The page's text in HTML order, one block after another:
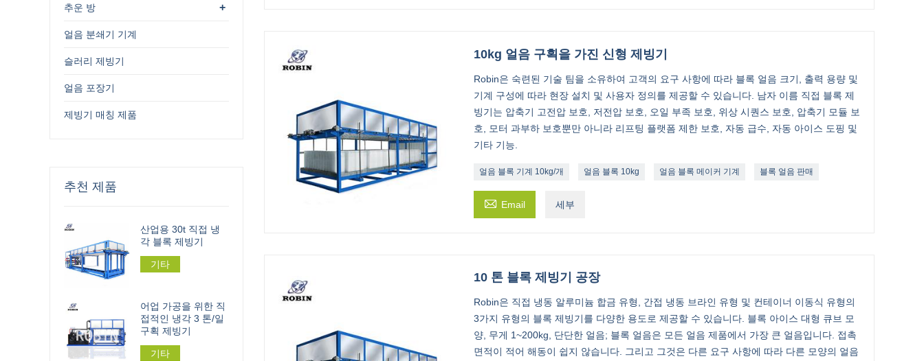
10kg 얼음 구획을 가진 신형 제빙기
Robin은 숙련된 기술 팀을 소유하여 고객의 요구 사항에 따라 블록 얼음 크기, 출력 용량 및
기계 구성에 따라 현장 설치 및 사용자 정의를 제공할 수 있습니다. 남자 이름 직접 블록 제
빙기는 압축기 고전압 보호, 저전압 보호, 오일 부족 보호, 위상 시퀀스 보호, 압축기 모듈 보
호, 모터 과부하 보호뿐만 아니라 리프팅 플랫폼 제한 보호, 자동 급수, 자동 아이스 도핑 및
기타 기능.
얼음 블록 기계 10kg/개 얼음 블록 10kg 얼음 블록 메이커 기계 블록 얼음 판매
 Email 세부
10 톤 블록 제빙기 공장
Robin은 직접 냉동 알루미늄 합금 유형, 간접 냉동 브라인 유형 및 컨테이너 이동식 유형의
3가지 유형의 블록 제빙기를 다양한 용도로 제공할 수 있습니다. 블록 아이스 대형 큐브 모
양, 무게 1~200kg, 단단한 얼음; 블록 얼음은 모든 얼음 제품에서 가장 큰 얼음입니다. 접촉
면적이 적어 해동이 쉽지 않습니다. 그리고 그것은 다른 요구 사항에 따라 다른 모양의 얼음
+
추운 방
얼음 분쇄기 기계
슬러리 제빙기
얼음 포장기
제빙기 매칭 제품
추천 제품
산업용 30t 직접 냉
각 블록 제빙기
기타
어업 가공을 위한 직
접적인 냉각 3 톤/일
구획 제빙기
기타